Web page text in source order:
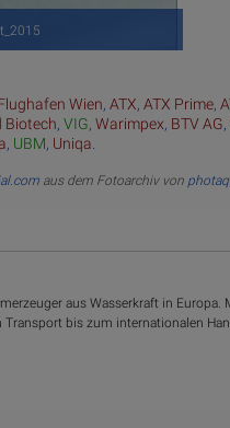
Wien, ATX, ATX Prime,
Biotech, VIG, Warimpex, BTV AG,
, UBM, Uniqa
aus dem Fotoarchiv von
aus Wasserkraft in Europa.
bis zum internationalen